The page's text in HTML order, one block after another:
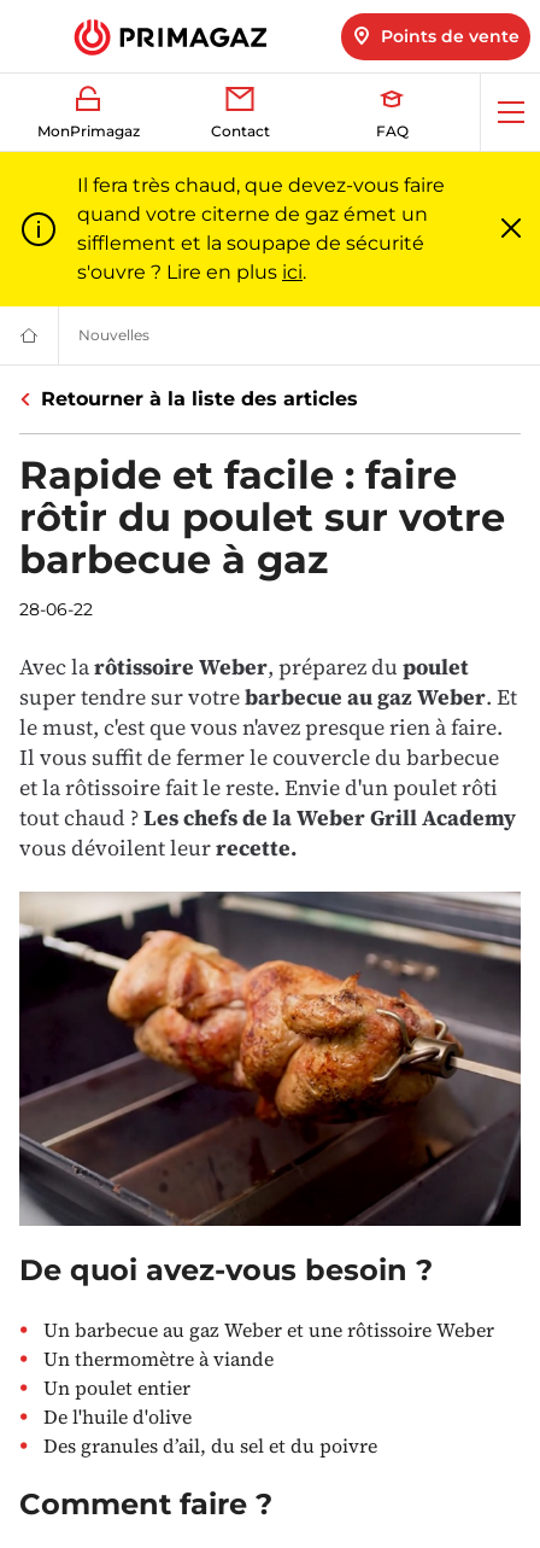
Points de vente
MonPrimagaz Contact FAQ
Il fera très chaud, que devez-vous faire
quand votre citerne de gaz émet un
sifflement et la soupape de sécurité
s'ouvre ? Lire en plus ici.
Du
gaz
particuliers
professionnels
|
Primagaz
Nouvelles
Retourner à la liste des articles
Rapide et facile : faire
rôtir du poulet sur votre
barbecue à gaz
28-06-22
Avec larôtissoire Weber, préparez du poulet
super tendre sur votrebarbecue au gaz Weber. Et
le must, c'est que vous n'avez presque rien à faire.
Il vous suffit de fermer le couvercle du barbecue
et la rôtissoire fait le reste. Envie d'un poulet rôti
tout chaud ?Leschefs de la Weber Grill Academy
vous dévoilent leurrecette.
De quoi avez-vous besoin ?
Un barbecue au gaz Weber et une rôtissoire Weber
Un thermomètre à viande
Un poulet entier
De l'huile d'olive
Des granules d’ail, du sel et du poivre
Comment faire ?